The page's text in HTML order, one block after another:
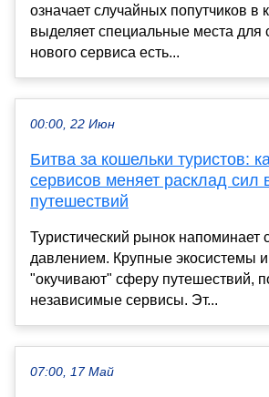
означает случайных попутчиков
выделяет специальные места для
нового сервиса есть...
00:00, 22 Июн
Битва за кошельки туристов:
сервисов меняет расклад сил
путешествий
Туристический рынок напоминает
давлением. Крупные экосистемы и
"окучивают" сферу путешествий,
независимые сервисы. Эт...
07:00, 17 Май